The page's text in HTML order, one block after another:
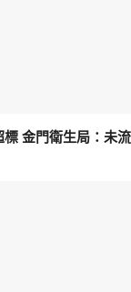
標 金門衛生局：未